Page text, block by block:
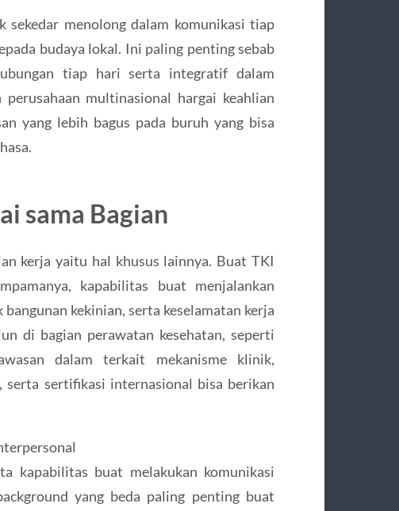
sekedar menolong dalam komunikasi tiap
budaya lokal. Ini paling penting sebab
tiap hari serta integratif dalam
multinasional hargai keahlian
yang lebih bagus pada buruh yang bisa
sama Bagian
kerja yaitu hal khusus lainnya. Buat TKI
kapabilitas buat menjalankan
kekinian, serta keselamatan kerja
di bagian perawatan kesehatan, seperti
dalam terkait mekanisme klinik,
sertifikasi internasional bisa berikan
kapabilitas buat melakukan komunikasi
yang beda paling penting buat